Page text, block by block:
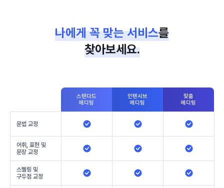
나에게 꼭 맞는 서비스를
찾아보세요.
스탠다드
에디팅
인텐시브
에디팅
맞춤
에디팅
문법 교정
어휘, 표현 및
문장 교정
스펠링 및
구두점 교정